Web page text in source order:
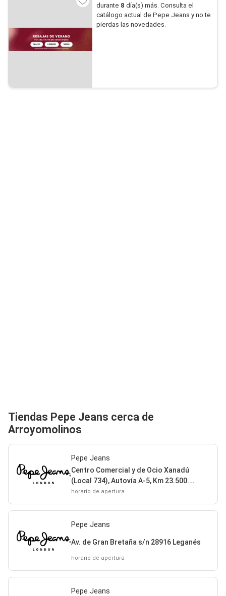
durante 8 día(s) más. Consulta el
catálogo actual de Pepe Jeans y no te
pierdas las novedades.
Tiendas Pepe Jeans cerca de
Arroyomolinos
Pepe Jeans
Centro Comercial y de Ocio Xanadú
(Local 734), Autovía A-5, Km 23.500.
Puerto de Nevacerrada s/n 28939
horario de apertura
Pepe Jeans
Av. de Gran Bretaña s/n 28916 Leganés
horario de apertura
Pepe Jeans